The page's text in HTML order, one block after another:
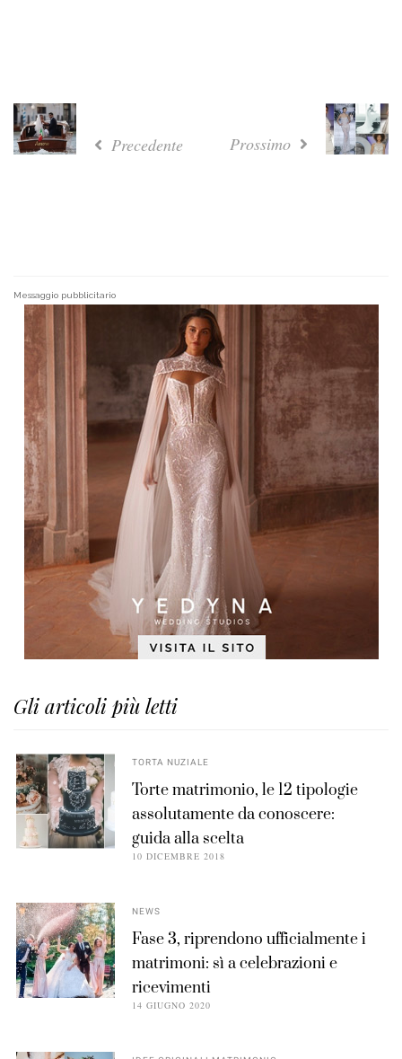
Precedente Prossimo
Messaggio pubblicitario
Gli articoli più letti
TORTA NUZIALE
Torte matrimonio, le 12 tipologie
assolutamente da conoscere:
guida alla scelta
10 DICEMBRE 2018
NEWS
Fase 3, riprendono ufficialmente i
matrimoni: sì a celebrazioni e
ricevimenti
14 GIUGNO 2020